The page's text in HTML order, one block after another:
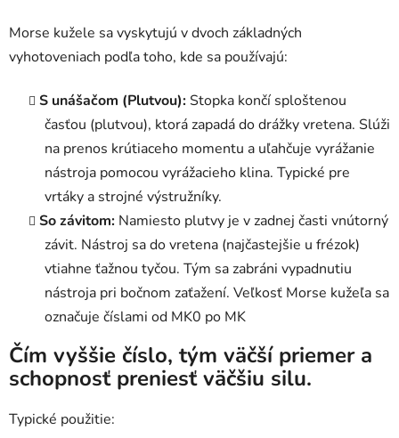
k
y
ý
p
i
s
u
Morse kužele sa vyskytujú v dvoch základných
vyhotoveniach podľa toho, kde sa používajú:
S unášačom (Plutvou):Stopka končí sploštenou
časťou (plutvou), ktorá zapadá do drážky vretena. Slúži
na prenos krútiaceho momentu a uľahčuje vyrážanie
nástroja pomocou vyrážacieho klina. Typické pre
vrtáky a strojné výstružníky.
So závitom: Namiesto plutvy je v zadnej časti vnútorný
závit. Nástroj sa do vretena (najčastejšie u frézok)
vtiahne ťažnou tyčou. Tým sa zabráni vypadnutiu
nástroja pri bočnom zaťažení. Veľkosť Morse kužeľa sa
označuje číslami od MK0 po MK
Čím vyššie číslo, tým väčší priemer a
schopnosť preniesť väčšiu silu.
Typické použitie: